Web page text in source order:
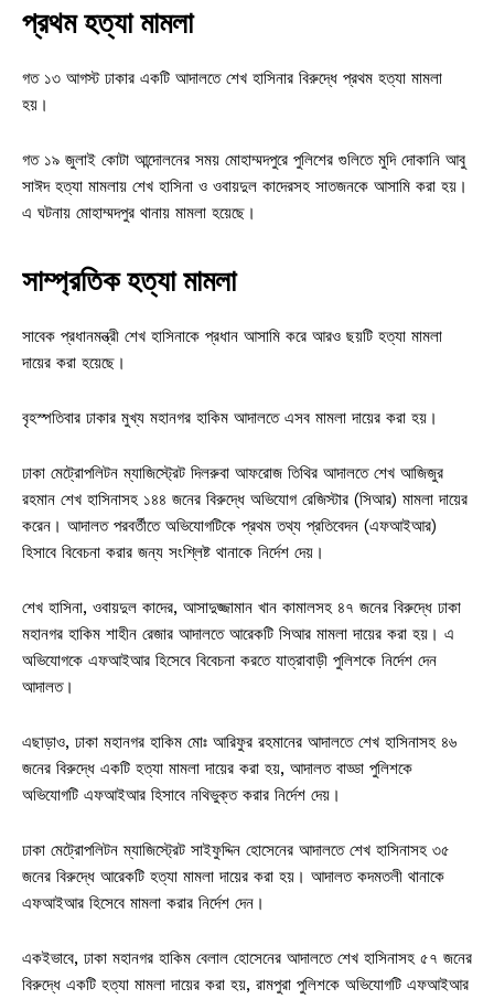
প্রথম হত্যা মামলা
গত ১৩ আগস্ট ঢাকার একটি আদালতে শেখ হাসিনার বিরুদ্ধে প্রথম হত্যা মামলা
হয়।
গত ১৯ জুলাই কোটা আন্দোলনের সময় মোহাম্মদপুরে পুলিশের গুলিতে মুদি দোকানি আবু
সাঈদ হত্যা মামলায় শেখ হাসিনা ও ওবায়দুল কাদেরসহ সাতজনকে আসামি করা হয়।
এ ঘটনায় মোহাম্মদপুর থানায় মামলা হয়েছে।
সাম্প্রতিক হত্যা মামলা
সাবেক প্রধানমন্ত্রী শেখ হাসিনাকে প্রধান আসামি করে আরও ছয়টি হত্যা মামলা
দায়ের করা হয়েছে।
বৃহস্পতিবার ঢাকার মুখ্য মহানগর হাকিম আদালতে এসব মামলা দায়ের করা হয়।
ঢাকা মেট্রোপলিটন ম্যাজিস্ট্রেট দিলরুবা আফরোজ তিথির আদালতে শেখ আজিজুর
রহমান শেখ হাসিনাসহ ১৪৪ জনের বিরুদ্ধে অভিযোগ রেজিস্টার (সিআর) মামলা দায়ের
করেন। আদালত পরবর্তীতে অভিযোগটিকে প্রথম তথ্য প্রতিবেদন (এফআইআর)
হিসাবে বিবেচনা করার জন্য সংশ্লিষ্ট থানাকে নির্দেশ দেয়।
শেখ হাসিনা, ওবায়দুল কাদের, আসাদুজ্জামান খান কামালসহ ৪৭ জনের বিরুদ্ধে ঢাকা
মহানগর হাকিম শাহীন রেজার আদালতে আরেকটি সিআর মামলা দায়ের করা হয়। এ
অভিযোগকে এফআইআর হিসেবে বিবেচনা করতে যাত্রাবাড়ী পুলিশকে নির্দেশ দেন
আদালত।
এছাড়াও, ঢাকা মহানগর হাকিম মোঃ আরিফুর রহমানের আদালতে শেখ হাসিনাসহ ৪৬
জনের বিরুদ্ধে একটি হত্যা মামলা দায়ের করা হয়, আদালত বাড্ডা পুলিশকে
অভিযোগটি এফআইআর হিসাবে নথিভুক্ত করার নির্দেশ দেয়।
ঢাকা মেট্রোপলিটন ম্যাজিস্ট্রেট সাইফুদ্দিন হোসেনের আদালতে শেখ হাসিনাসহ ৩৫
জনের বিরুদ্ধে আরেকটি হত্যা মামলা দায়ের করা হয়। আদালত কদমতলী থানাকে
এফআইআর হিসেবে মামলা করার নির্দেশ দেন।
একইভাবে, ঢাকা মহানগর হাকিম বেলাল হোসেনের আদালতে শেখ হাসিনাসহ ৫৭ জনের
বিরুদ্ধে একটি হত্যা মামলা দায়ের করা হয়, রামপুরা পুলিশকে অভিযোগটি এফআইআর